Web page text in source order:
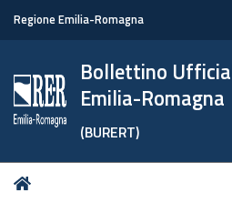
Regione Emilia-Romagna
Bollettino
Emilia-Romagna
(BURERT)
Tu